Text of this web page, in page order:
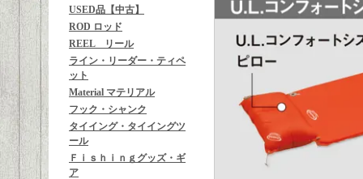
USED品【中古】
ROD ロッド
REEL リール
ライン・リーダー・ティペ
ット
Material マテリアル
フック・シャンク
タイイング・タイイングツ
ール
Ｆｉｓｈｉｎｇグッズ・ギ
ア